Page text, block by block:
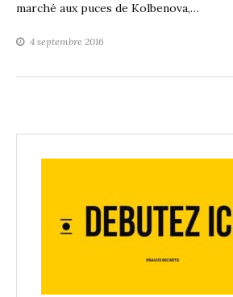
marché aux puces de Kolbenova,…
4 septembre 2016